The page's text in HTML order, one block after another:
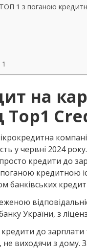
1 з поганою
на
Top1
у червні 2024
кредити до
кредитною
банківських
України, з
до зарплати
виходячи з дому.